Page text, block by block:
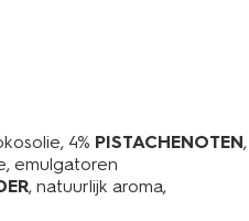
4% PISTACHENOTEN,
emulgatoren
, natuurlijk aroma,